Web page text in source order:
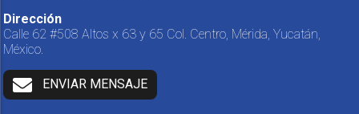
Dirección
Calle 62 #508 Altos x 63 y 65 Col. Centro, Mérida, Yucatán,
México.
ENVIAR MENSAJE